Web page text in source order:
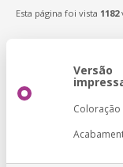
Esta página foi vista 1182
Versão
Coloração